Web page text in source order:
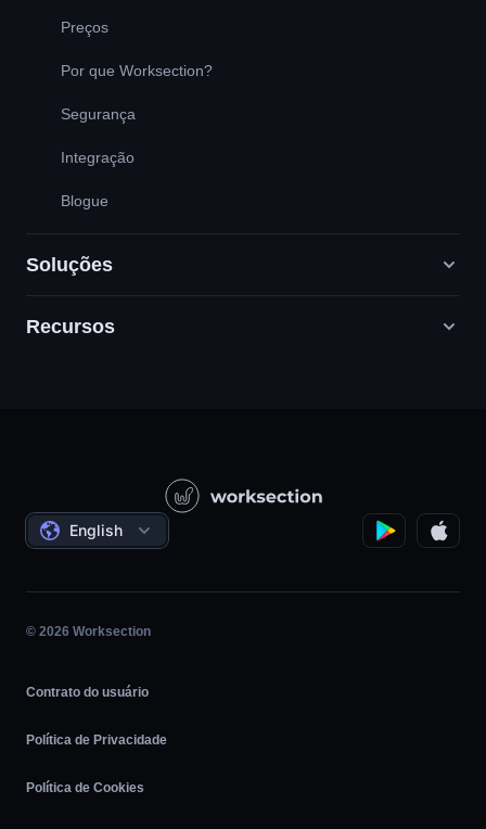
Preços
Por que Worksection?
Segurança
Integração
Blogue
Soluções
Agências de marketing digital
Projetos Governamentais/Sociais
Gerenciamento de projetos
Trabalho por hora
Ágil
Recursos
Acordos
English
© 2026 Worksection
Contrato do usuário
Política de Privacidade
Política de Cookies